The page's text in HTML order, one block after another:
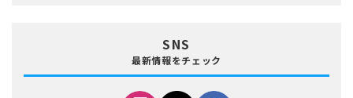
SNS
最新情報をチェック